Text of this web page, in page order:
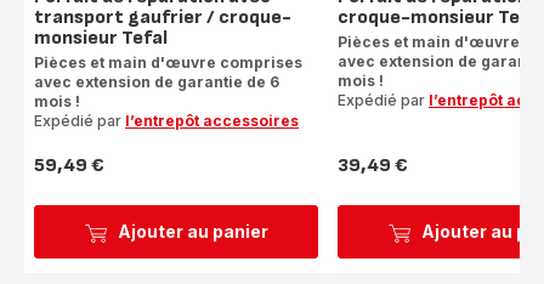
Ajouter au panier
transport gaufrier / croque-
monsieur Tefal
Pièces et main d'œuvre comprises
avec extension de garantie de 6
mois !
Expédié par l’entrepôt accessoires
Prix
59,49 €
Ajouter au
croque-monsieur Tefal
Pièces et main d'œuvre
avec extension de
mois !
Expédié par l’entrepôt
Prix
39,49 €